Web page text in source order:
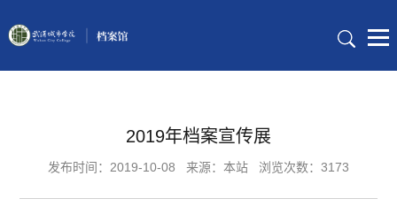
2019年档案宣传展
发布时间：2019-10-08 来源：本站 浏览次数：3173